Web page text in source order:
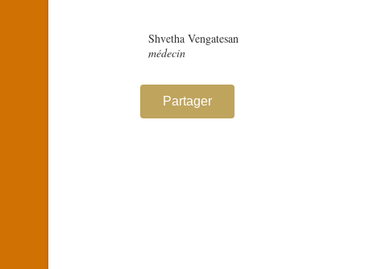
Shvetha Vengatesan
médecin
Partager